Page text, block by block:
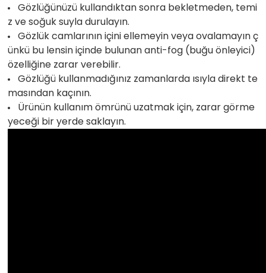
Gözlüğünüzü kullandıktan sonra bekletmeden, temi
z ve soğuk suyla durulayın.
Gözlük camlarının içini ellemeyin veya ovalamayın ç
ünkü bu lensin içinde bulunan anti-fog (buğu önleyici)
özelliğine zarar verebilir.
Gözlüğü kullanmadığınız zamanlarda ısıyla direkt te
masından kaçının.
Ürünün kullanım ömrünü uzatmak için, zarar görme
yeceği bir yerde saklayın.